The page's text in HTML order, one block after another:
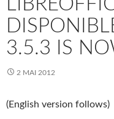
3.5.3 IS
2 MAI 2012
(English version follows)